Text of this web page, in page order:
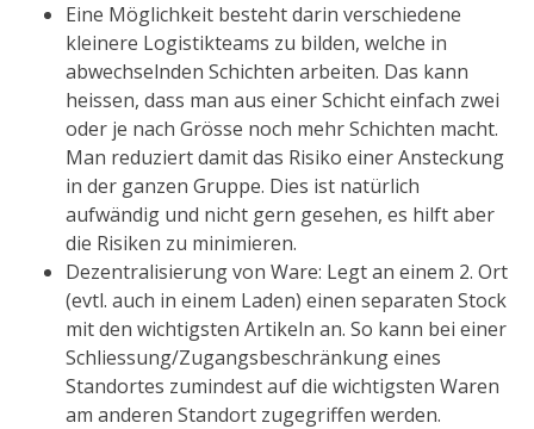
Eine Möglichkeit besteht darin verschiedene
kleinere Logistikteams zu bilden, welche in
abwechselnden Schichten arbeiten. Das kann
heissen, dass man aus einer Schicht einfach zwei
oder je nach Grösse noch mehr Schichten macht.
Man reduziert damit das Risiko einer Ansteckung
in der ganzen Gruppe. Dies ist natürlich
aufwändig und nicht gern gesehen, es hilft aber
die Risiken zu minimieren.
Dezentralisierung von Ware: Legt an einem 2. Ort
(evtl. auch in einem Laden) einen separaten Stock
mit den wichtigsten Artikeln an. So kann bei einer
Schliessung/Zugangsbeschränkung eines
Standortes zumindest auf die wichtigsten Waren
am anderen Standort zugegriffen werden.